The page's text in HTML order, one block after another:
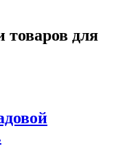
товаров для